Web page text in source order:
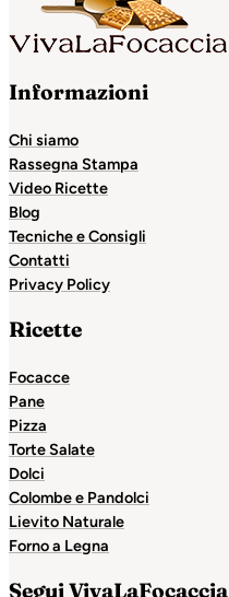
Informazioni
Chi siamo
Rassegna Stampa
Video Ricette
Blog
Tecniche e Consigli
Contatti
Privacy Policy
Ricette
Focacce
Pane
Pizza
Torte Salate
Dolci
Colombe e Pandolci
Lievito Naturale
Forno a Legna
Segui VivaLaFocaccia